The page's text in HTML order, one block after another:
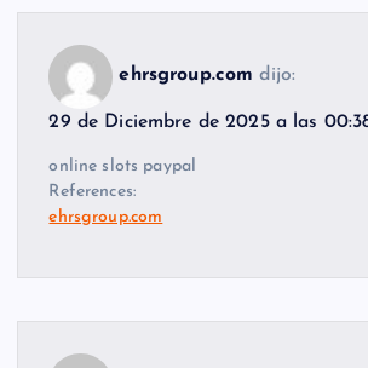
ehrsgroup.com dijo:
29 de Diciembre de 2025 a las
online slots paypal
References:
ehrsgroup.com